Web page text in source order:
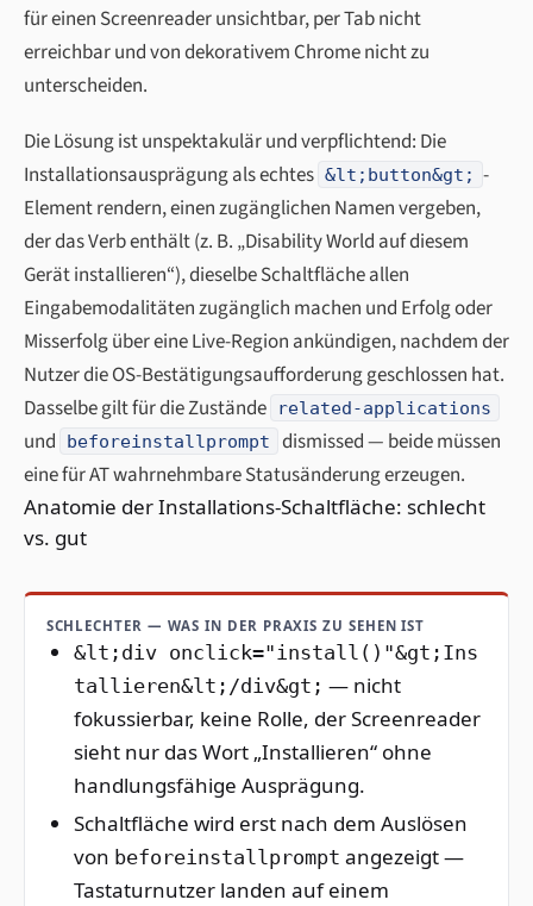
für einen Screenreader unsichtbar, per Tab nicht
erreichbar und von dekorativem Chrome nicht zu
unterscheiden.
Die Lösung ist unspektakulär und verpflichtend: Die
Installationsausprägung als echtes &lt;button&gt; -
Element rendern, einen zugänglichen Namen vergeben,
der das Verb enthält (z. B. „Disability World auf diesem
Gerät installieren“), dieselbe Schaltfläche allen
Eingabemodalitäten zugänglich machen und Erfolg oder
Misserfolg über eine Live-Region ankündigen, nachdem der
Nutzer die OS-Bestätigungsaufforderung geschlossen hat.
Dasselbe gilt für die Zustände
related-applications
und beforeinstallprompt
dismissed — beide müssen
eine für AT wahrnehmbare Statusänderung erzeugen.
Anatomie der Installations-Schaltfläche: schlecht
vs. gut
SCHLECHTER — WAS IN DER PRAXIS ZU SEHEN IST
&lt;div onclick="install()"&gt;Ins
tallieren&lt;/div&gt; — nicht
fokussierbar, keine Rolle, der Screenreader
sieht nur das Wort „Installieren“ ohne
handlungsfähige Ausprägung.
Schaltfläche wird erst nach dem Auslösen
von beforeinstallprompt angezeigt —
Tastaturnutzer landen auf einem